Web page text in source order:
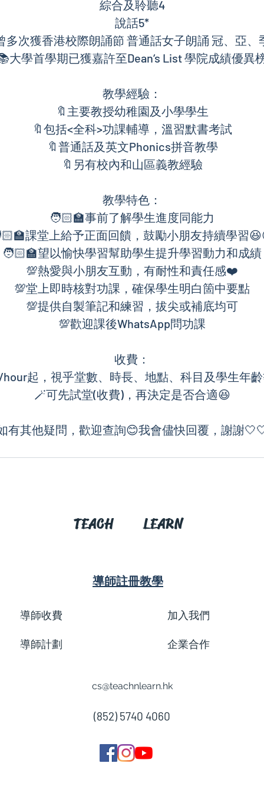
綜合及聆聽4
說話5*
多次獲香港校際朗誦節 普通話女子朗誦 冠、亞、
大學首學期已獲嘉許至Dean‘s List 學院成績優異
教學經驗：
🔖主要教授幼稚園及小學學生
🔖包括<全科>功課輔導，溫習默書考試
🔖普通話及英文Phonics拼音教學
🔖另有校內和山區義教經驗
教學特色：
🧑🏻‍🏫事前了解學生進度同能力
課堂上給予正面回饋，鼓勵小朋友持續學習
🧑🏻‍🏫望以愉快學習幫助學生提升學習動力和成績
💯熱愛與小朋友互動，有耐性和責任感❤️
💯堂上即時核對功課，確保學生明白箇中要點
💯提供自製筆記和練習，拔尖或補底均可
💯歡迎課後WhatsApp問功課
收費：
hour起，視乎堂數、時長、地點、科目及學生年
🪄可先試堂(收費)，再決定是否合適😆
有其他疑問，歡迎查詢😊我會儘快回覆，謝謝
TEACH LEARN
導師註冊教學
導師收費
導師計劃
加入我們
企業合作
cs@teachnlearn.hk
(852) 5740 4060